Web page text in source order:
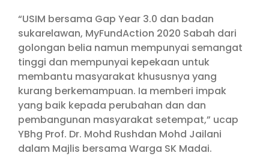
“USIM bersama Gap Year 3.0 dan badan
sukarelawan, MyFundAction 2020 Sabah dari
golongan belia namun mempunyai semangat
tinggi dan mempunyai kepekaan untuk
membantu masyarakat khususnya yang
kurang berkemampuan. Ia memberi impak
yang baik kepada perubahan dan dan
pembangunan masyarakat setempat,” ucap
YBhg Prof. Dr. Mohd Rushdan Mohd Jailani
dalam Majlis bersama Warga SK Madai.